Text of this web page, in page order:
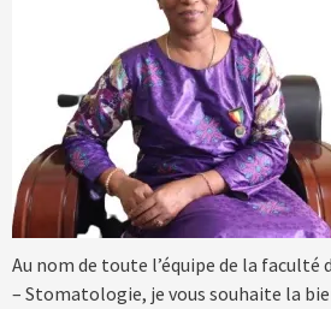
Au nom de toute l’équipe de la faculté
– Stomatologie, je vous souhaite la